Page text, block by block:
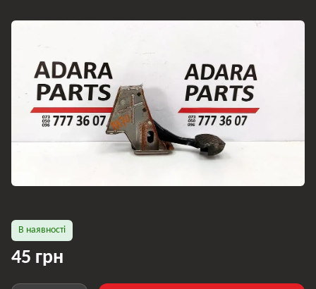
В наявності
45 грн